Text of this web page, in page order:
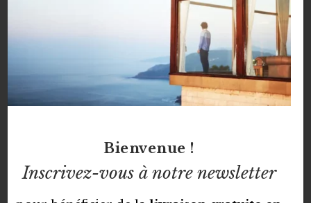
CLAY AIORA
JACKET
189,00€
KRAFT HOKI
JACKET
138,00€
Bienvenue !
Inscrivez-vous à notre newsletter